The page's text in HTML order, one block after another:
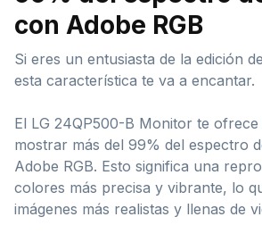
con Adobe RGB
Si eres un entusiasta de la edición
esta característica te va a encantar.
El LG 24QP500-B Monitor te ofrece
mostrar más del 99% del espectro
Adobe RGB. Esto significa una
colores más precisa y vibrante, lo
imágenes más realistas y llenas de